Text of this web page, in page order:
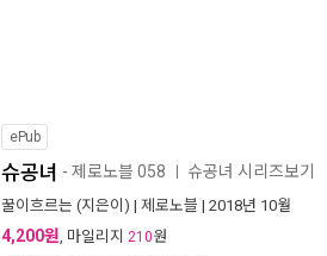
ePub
슈공녀 - 제로노블 058 슈공녀 시리즈보기
꿀이흐르는 (지은이) | 제로노블 | 2018년 10월
4,200원, 마일리지 210원